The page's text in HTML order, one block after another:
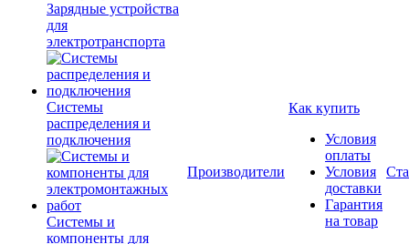
Зарядные устройства
для
электротранспорта
Системы
распределения и
подключения
Системы и
компоненты для
Производители
Как купить
Условия
оплаты
Условия
доставки
Гарантия
на товар